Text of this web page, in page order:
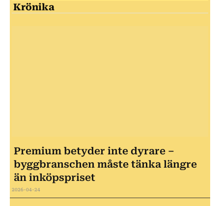
Krönika
Premium betyder inte dyrare –
byggbranschen måste tänka längre
än inköpspriset
2026-04-24